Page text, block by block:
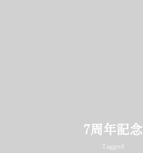
7周年記念
Tagged